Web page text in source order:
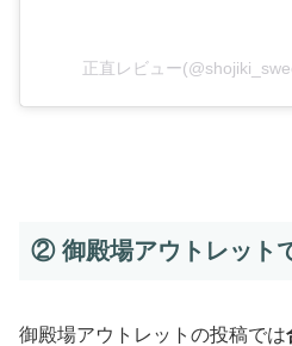
正直レビュー
② 御殿場アウトレット
御殿場アウトレットの投稿では